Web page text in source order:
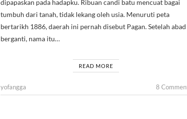
dipapaskan pada hadapku. Ribuan candi batu mencuat bagai
tumbuh dari tanah, tidak lekang oleh usia. Menuruti peta
bertarikh 1886, daerah ini pernah disebut Pagan. Setelah abad
berganti, nama itu…
READ MORE
yofangga 8